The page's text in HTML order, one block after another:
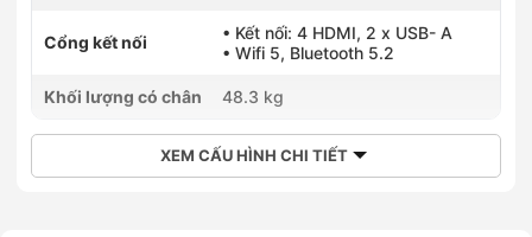
Cổng kết nối
• Kết nối: 4 HDMI, 2 x USB- A
• Wifi 5, Bluetooth 5.2
Khối lượng có chân 48.3 kg
XEM CẤU HÌNH CHI TIẾT